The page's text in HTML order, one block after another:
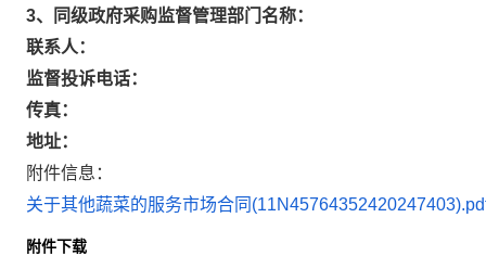
3、同级政府采购监督管理部门名称：
联系人：
监督投诉电话：
传真：
地址：
附件信息：
关于其他蔬菜的服务市场合同
附件下载